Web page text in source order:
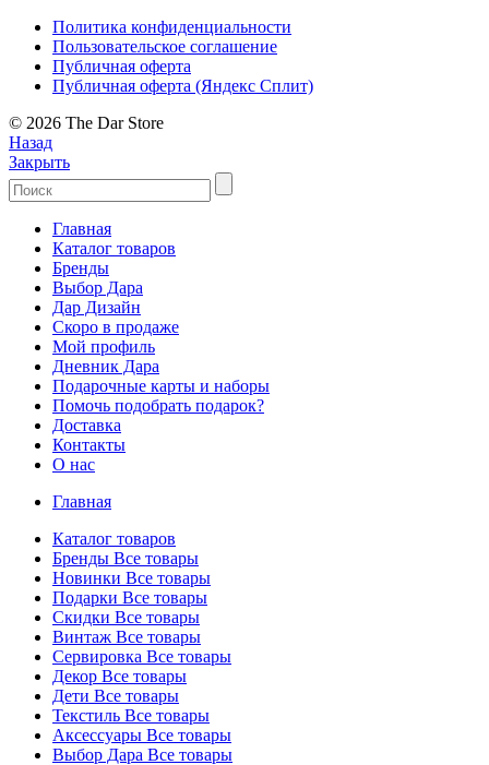
Политика конфиденциальности
Пользовательское соглашение
Публичная оферта
Публичная оферта (Яндекс Сплит)
© 2026 The Dar Store
Назад
Закрыть
Главная
Каталог товаров
Бренды
Выбор Дара
Дар Дизайн
Скоро в продаже
Мой профиль
Дневник Дара
Подарочные карты и наборы
Помочь подобрать подарок?
Доставка
Контакты
О нас
Главная
Каталог товаров
Бренды Все товары
Новинки Все товары
Подарки Все товары
Скидки Все товары
Винтаж Все товары
Сервировка Все товары
Декор Все товары
Дети Все товары
Текстиль Все товары
Аксессуары Все товары
Выбор Дара Все товары